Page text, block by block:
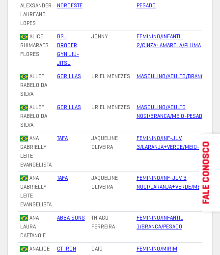
ALEXSANDER
LAUREANO
LOPES
NOROESTE
PESADO
ALICE
GUIMARAES
FLORES
BGJ
BRODER
GYN JIU-
JITSU
JONNY
FEMININO/INFANTIL
2/CINZA+AMARELA/PLUMA
ALLEF
RABELO DA
SILVA
GORILLAS URIEL MENEZES MASCULINO/ADULTO/BRANCA/
ALLEF
RABELO DA
SILVA
GORILLAS URIEL MENEZES
MASCULINO/ADULTO
NOGI/BRANCA/MEIO-PESADO
ANA
GABRIELLY
LEITE
EVANGELISTA
TAFA
JAQUELINE
OLIVEIRA
FEMININO/INF-JUV
3/LARANJA+VERDE/MEIO-PESADO
ANA
GABRIELLY
LEITE
EVANGELISTA
TAFA
JAQUELINE
OLIVEIRA
FEMININO/INF-JUV 3
NOGI/LARANJA+VERDE/MEDIO
ANA
LAURA
CAETANO E …
ABBA SONS
THIAGO
FERREIRA
FEMININO/INFANTIL
1/BRANCA/PESADO
ANALICE
CT IRON
CAIO
FEMININO/MIRIM
FALE CONOSCO